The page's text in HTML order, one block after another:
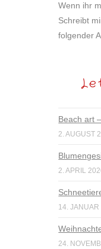
Wenn ihr
Schreibt
folgender
Beach art
2. AUGUST
2. APRIL
14. JANUAR
24.